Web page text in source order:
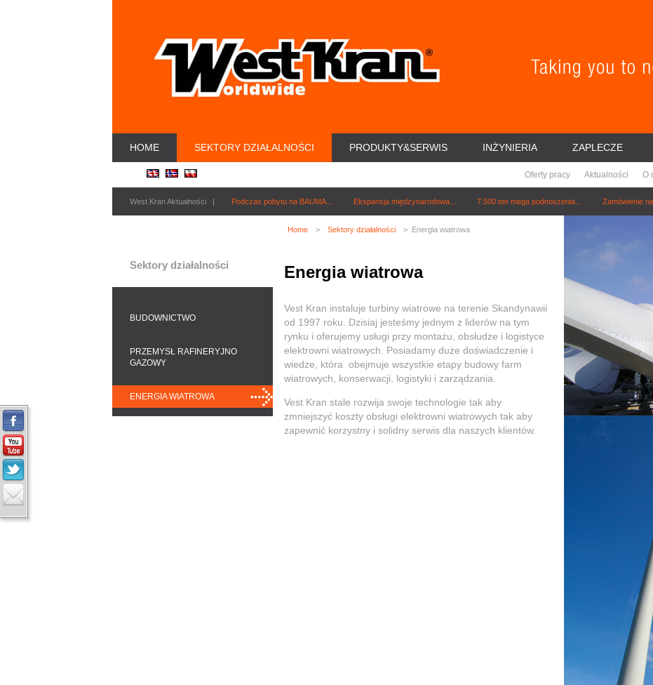
HOME SEKTORY DZIAŁALNOŚCI PRODUKTY&SERWIS INŻYNIERIA ZAPLECZE
Oferty pracy Aktualności O
West Kran Aktualności | Podczas pobytu na BAUMA... Ekspansja międzynarodowa... 7.500 ton mega podnoszenia... Zamówienie
Sektory działalności
BUDOWNICTWO
PRZEMYSŁ RAFINERYJNO
GAZOWY
ENERGIA WIATROWA
Home > Sektory działalności > Energia wiatrowa
Energia wiatrowa
Vest Kran instaluje turbiny wiatrowe na terenie Skandynawii
od 1997 roku. Dzisiaj jesteśmy jednym z liderów na tym
rynku i oferujemy usługi przy montażu, obsłudze i logistyce
elektrowni wiatrowych. Posiadamy duże doświadczenie i
wiedze, która obejmuje wszystkie etapy budowy farm
wiatrowych, konserwacji, logistyki i zarządzania.
Vest Kran stale rozwija swoje technologie tak aby
zmniejszyć koszty obsługi elektrowni wiatrowych tak aby
zapewnić korzystny i solidny serwis dla naszych klientów.